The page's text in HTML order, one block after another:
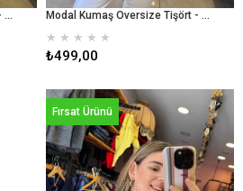
Modal Kumaş Oversize Tişört - Antrasit Modal Kumaş Oversize Tişört - Haki
★ ★ ★ ★ ★
₺499,00
Fırsat Ürünü